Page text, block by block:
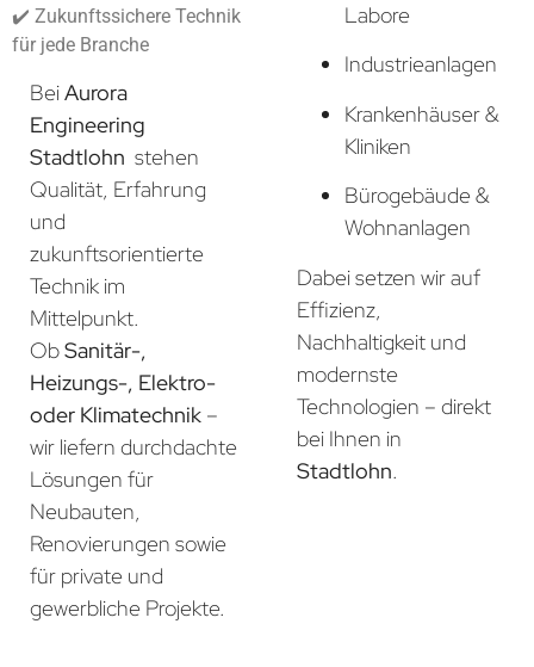
✔️ Zukunftssichere Technik
für jede Branche
BeiAurora
Engineering
Stadtlohn stehen
Qualität, Erfahrung
und
zukunftsorientierte
Technik im
Mittelpunkt.
ObSanitär-,
Heizungs-, Elektro-
oder Klimatechnik –
wir liefern durchdachte
Lösungen für
Neubauten,
Renovierungen sowie
für private und
gewerbliche Projekte.
Labore
Industrieanlagen
Krankenhäuser &
Kliniken
Bürogebäude &
Wohnanlagen
Dabei setzen wir auf
Effizienz,
Nachhaltigkeit und
modernste
Technologien – direkt
bei Ihnen in
Stadtlohn.